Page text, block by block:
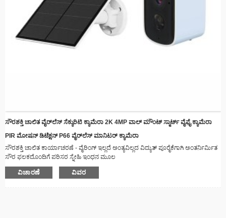
ಸೌರಶಕ್ತಿ ಚಾಲಿತ ವೈರ್‌ಲೆಸ್ ಸೆಕ್ಯುರಿಟಿ ಕ್ಯಾಮೆರಾ 2K 4MP ವಾಲ್ ಮೌಂಟ್ ಸ್ಮಾರ್ಟ್ ವೈಫೈ ಕ್ಯಾಮೆರಾ
PIR ಮೋಷನ್ ಡಿಟೆಕ್ಷನ್ P66 ವೈರ್‌ಲೆಸ್ ಮಾನಿಟರ್ ಕ್ಯಾಮೆರಾ
ಸೌರಶಕ್ತಿ ಚಾಲಿತ ಕಾರ್ಯಾಚರಣೆ - ವೈರಿಂಗ್ ಇಲ್ಲದೆ ಅಂತ್ಯವಿಲ್ಲದ ವಿದ್ಯುತ್ ಪೂರೈಕೆಗಾಗಿ ಅಂತರ್ನಿರ್ಮಿತ
ಸೌರ ಫಲಕದೊಂದಿಗೆ ಪರಿಸರ ಸ್ನೇಹಿ ಇಂಧನ ಮೂಲ
ವೈರ್‌ಲೆಸ್ ಸಂಪರ್ಕ - ನೈಜ-ಸಮಯದ ವೀಡಿಯೊ ಸ್ಟ್ರೀಮಿಂಗ್ ಸಾಮರ್ಥ್ಯಗಳೊಂದಿಗೆ ವೈಫೈ ಮೂಲಕ
ದೂರದಿಂದಲೇ ಸಂಪರ್ಕದಲ್ಲಿರಿ.
ವಿಚಾರಣೆ ವಿವರ